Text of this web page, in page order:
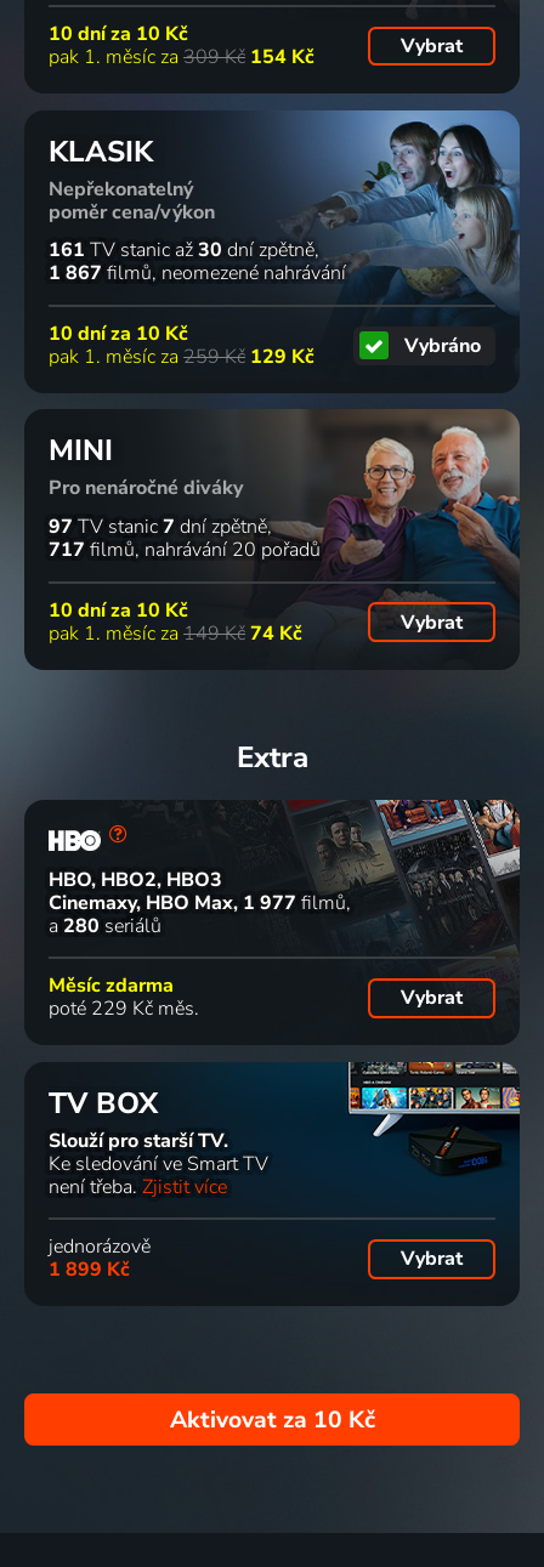
10 dní za 10 Kč
pak 1. měsíc za 309 Kč 154 Kč Vybrat
KLASIK
Nepřekonatelný
poměr cena/výkon
161 TV stanic až30 dní zpětně
1 867 filmů neomezené nahrávání
10 dní za 10 Kč
pak 1. měsíc za 259 Kč 129 Kč Vybráno
MINI
Pro nenáročné diváky
97 TV stanic7 dní zpětně
717 filmů nahrávání 20 pořadů
10 dní za 10 Kč
pak 1. měsíc za 149 Kč74 Kč Vybrat
Extra
HBO, HBO2, HBO3
Cinemaxy, HBO Max 1 977 filmů
a 280 seriálů
Měsíc zdarma
poté 229 Kč měs.
Vybrat
TV BOX
Slouží pro starší TV.
Ke sledování ve Smart TV
není třeba. Zjistit více
jednorázově
1 899 Kč
Vybrat
Aktivovat za 10 Kč